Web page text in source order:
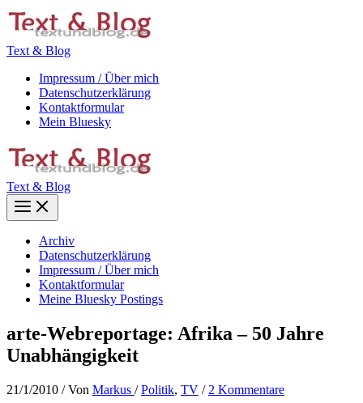
Zum
Inhalt
Text & Blog
Impressum / Über mich
Datenschutzerklärung
Kontaktformular
Mein Bluesky
Text & Blog
Main
Menu
Archiv
Datenschutzerklärung
Impressum / Über mich
Kontaktformular
Meine Bluesky Postings
arte-Webreportage: Afrika – 50 Jahre
Unabhängigkeit
21/1/2010 / Von Markus /Politik, TV / 2 Kommentare